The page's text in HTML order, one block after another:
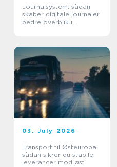
Journalsystem: sådan
skaber digitale journaler
bedre overblik i
03. July 2026
Transport til Østeuropa:
sådan sikrer du stabile
leverancer mod øst